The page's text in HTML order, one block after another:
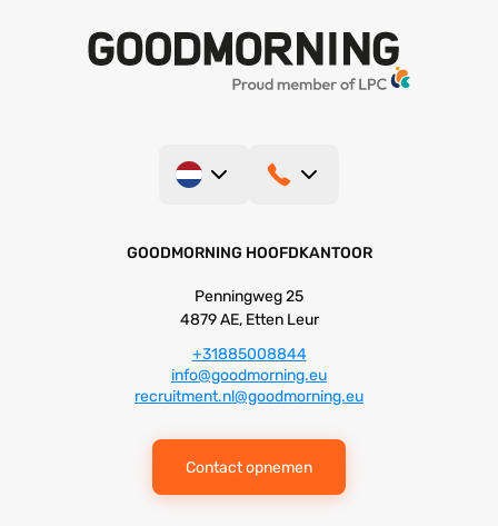
GOODMORNING HOOFDKANTOOR
Penningweg 25
4879 AE, Etten Leur
+31885008844
info@goodmorning.eu
recruitment.nl@goodmorning.eu
Contact opnemen